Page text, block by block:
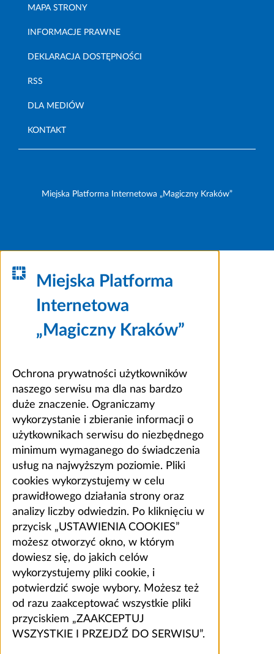
MAPA STRONY
INFORMACJE PRAWNE
DEKLARACJA DOSTĘPNOŚCI
RSS
DLA MEDIÓW
KONTAKT
Miejska Platforma Internetowa „Magiczny Kraków”
Miejska Platforma
Internetowa
„Magiczny Kraków”
Ochrona prywatności użytkowników
naszego serwisu ma dla nas bardzo
duże znaczenie. Ograniczamy
wykorzystanie i zbieranie informacji o
użytkownikach serwisu do niezbędnego
minimum wymaganego do świadczenia
usług na najwyższym poziomie. Pliki
cookies wykorzystujemy w celu
prawidłowego działania strony oraz
analizy liczby odwiedzin. Po kliknięciu w
przycisk „USTAWIENIA COOKIES”
możesz otworzyć okno, w którym
dowiesz się, do jakich celów
wykorzystujemy pliki cookie, i
potwierdzić swoje wybory. Możesz też
od razu zaakceptować wszystkie pliki
przyciskiem „ZAAKCEPTUJ
WSZYSTKIE I PRZEJDŹ DO SERWISU”.